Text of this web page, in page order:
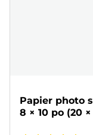
Papier photo
8 × 10 po (20